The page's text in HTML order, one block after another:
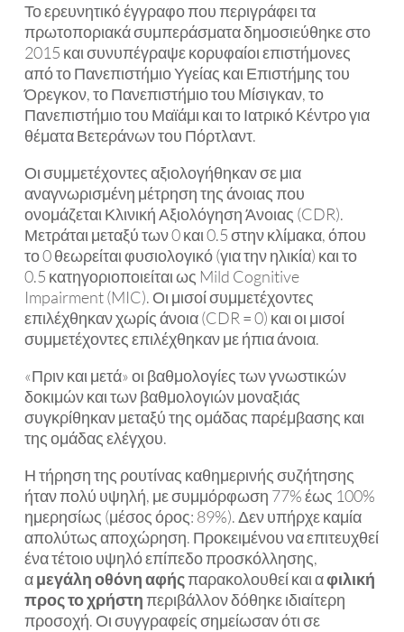
Το ερευνητικό έγγραφο που περιγράφει τα
πρωτοποριακά συμπεράσματα δημοσιεύθηκε στο
2015 και συνυπέγραψε κορυφαίοι επιστήμονες
από το Πανεπιστήμιο Υγείας και Επιστήμης του
Όρεγκον, το Πανεπιστήμιο του Μίσιγκαν, το
Πανεπιστήμιο του Μαϊάμι και το Ιατρικό Κέντρο για
θέματα Βετεράνων του Πόρτλαντ.
Οι συμμετέχοντες αξιολογήθηκαν σε μια
αναγνωρισμένη μέτρηση της άνοιας που
ονομάζεται Κλινική Αξιολόγηση Άνοιας (CDR).
Μετράται μεταξύ των 0 και 0.5 στην κλίμακα, όπου
το 0 θεωρείται φυσιολογικό (για την ηλικία) και το
0.5 κατηγοριοποιείται ως Mild Cognitive
Impairment (MIC). Οι μισοί συμμετέχοντες
επιλέχθηκαν χωρίς άνοια (CDR = 0) και οι μισοί
συμμετέχοντες επιλέχθηκαν με ήπια άνοια.
«Πριν και μετά» οι βαθμολογίες των γνωστικών
δοκιμών και των βαθμολογιών μοναξιάς
συγκρίθηκαν μεταξύ της ομάδας παρέμβασης και
της ομάδας ελέγχου.
Η τήρηση της ρουτίνας καθημερινής συζήτησης
ήταν πολύ υψηλή, με συμμόρφωση 77% έως 100%
ημερησίως (μέσος όρος: 89%). Δεν υπήρχε καμία
απολύτως αποχώρηση. Προκειμένου να επιτευχθεί
ένα τέτοιο υψηλό επίπεδο προσκόλλησης,
αμεγάλη οθόνη αφήςπαρακολουθεί και αφιλική
προς το χρήστηπεριβάλλον δόθηκε ιδιαίτερη
προσοχή. Οι συγγραφείς σημείωσαν ότι σε